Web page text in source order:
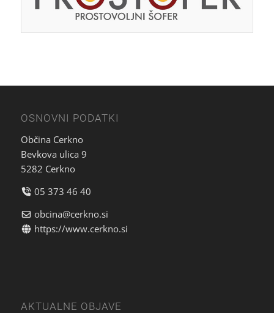
OSNOVNI PODATKI
Občina Cerkno
Bevkova ulica 9
5282 Cerkno
05 373 46 40
obcina@cerkno.si
https://www.cerkno.si
AKTUALNE OBJAVE